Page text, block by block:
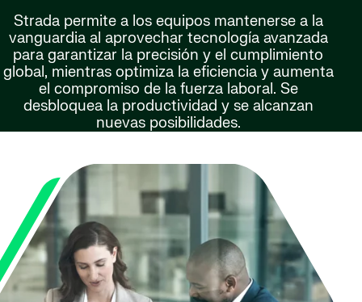
Strada permite a los equipos mantenerse a la
vanguardia al aprovechar tecnología avanzada
para garantizar la precisión y el cumplimiento
global, mientras optimiza la eficiencia y aumenta
el compromiso de la fuerza laboral. Se
desbloquea la productividad y se alcanzan
nuevas posibilidades.